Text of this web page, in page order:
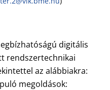
digitális
rendszertechnikai
az alábbiakra:
megoldások: